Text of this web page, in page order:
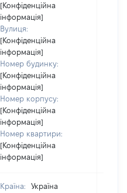
[Конфіденційна
інформація]
Вулиця:
[Конфіденційна
інформація]
Номер будинку:
[Конфіденційна
інформація]
Номер корпусу:
[Конфіденційна
інформація]
Номер квартири:
[Конфіденційна
інформація]
Країна:
Україна